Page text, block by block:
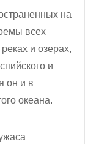
на
всех
и озерах,
и
он и в
океана.